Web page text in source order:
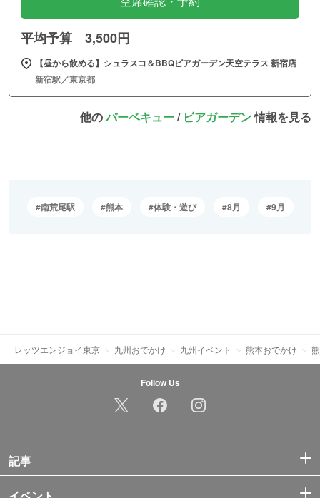
平均予算 3,500円
【昼から飲める】シュラスコ＆BBQビアガーデン天空テラス 新宿店
新宿駅／東京都
他のバーベキュー/ ビアガーデン情報を見る
南荒尾駅 熊本 体験・遊び 8月 9月
レッツエンジョイ東京 九州おでかけ 九州イベント 熊本おでかけ
Follow Us
記事